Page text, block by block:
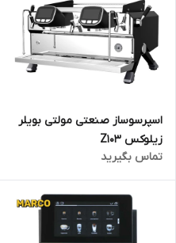
اسپرسوساز صنعتی مولتی بویلر
زیلوکس Z103
تماس بگیرید